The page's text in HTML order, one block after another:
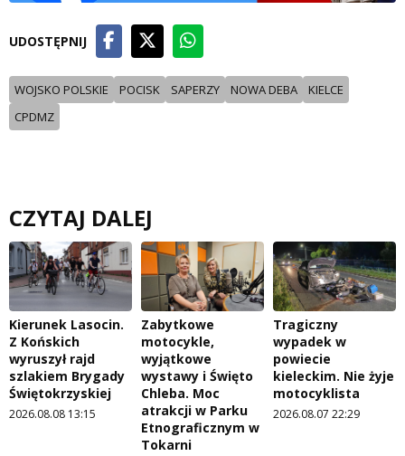
UDOSTĘPNIJ
WOJSKO POLSKIE POCISK SAPERZY NOWA DEBA
KIELCE
CPDMZ
CZYTAJ DALEJ
Kierunek Lasocin.
Z Końskich
wyruszył rajd
szlakiem Brygady
Świętokrzyskiej
2026.08.08 13:15
Zabytkowe
motocykle,
wyjątkowe
wystawy i Święto
Chleba. Moc
atrakcji w Parku
Etnograficznym w
Tokarni
Tragiczny
wypadek w
powiecie
kieleckim. Nie żyje
motocyklista
2026.08.07 22:29